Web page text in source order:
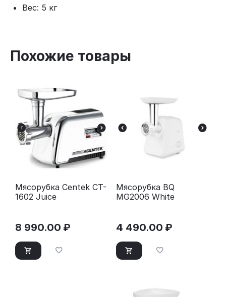
Вес: 5 кг
Похожие товары
Мясорубка Centek CT-
1602 Juice
8 990.00 ₽
Мясорубка BQ
MG2006 White
4 490.00 ₽